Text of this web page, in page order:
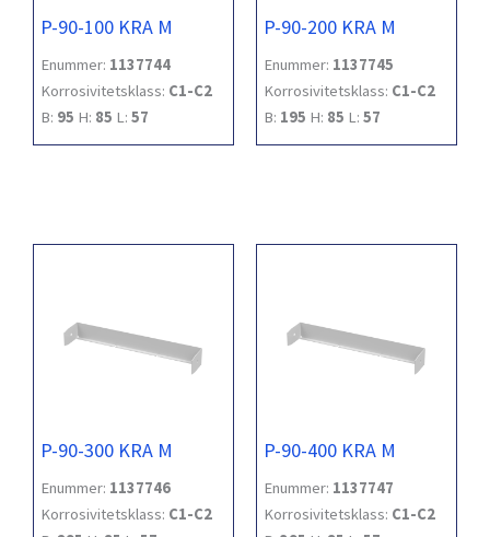
P-90-100 KRA M
Enummer: 1137744
Korrosivitetsklass: C1-C2
B: 95 H: 85 L: 57
P-90-200 KRA M
Enummer: 1137745
Korrosivitetsklass: C1-C2
B: 195 H: 85 L: 57
P-90-300 KRA M
Enummer: 1137746
Korrosivitetsklass: C1-C2
P-90-400 KRA M
Enummer: 1137747
Korrosivitetsklass: C1-C2